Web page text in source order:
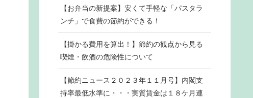
【お弁当の新提案】安くて手軽な「パスタラ
ンチ」で食費の節約ができる！
【掛かる費用を算出！】節約の観点から見る
喫煙・飲酒の危険性について
【節約ニュース２０２３年１１月号】内閣支
持率最低水準に・・・実質賃金は１８ケ月連